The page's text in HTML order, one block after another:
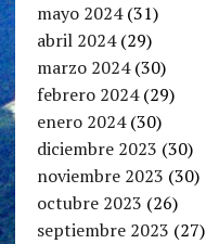
mayo 2024(31)
abril 2024(29)
marzo 2024(30)
febrero 2024(29)
enero 2024(30)
diciembre 2023 (30)
noviembre 2023 (30)
octubre 2023 (26)
septiembre 2023 (27)